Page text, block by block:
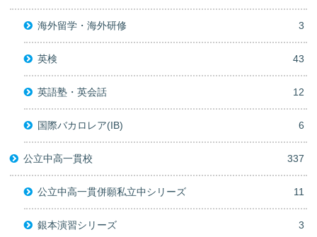
海外留学・海外研修 3
英検 43
英語塾・英会話 12
国際バカロレア(IB) 6
公立中高一貫校 337
公立中高一貫併願私立中シリーズ 11
銀本演習シリーズ 3